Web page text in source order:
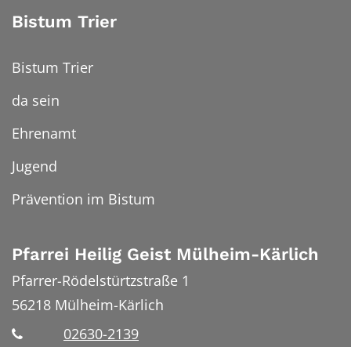
Bistum Trier
Bistum Trier
da sein
Ehrenamt
Jugend
Prävention im Bistum
Pfarrei Heilig Geist Mülheim-Kärlich
Pfarrer-Rödelstürtzstraße 1
56218 Mülheim-Kärlich
02630-2139